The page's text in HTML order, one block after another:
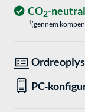
CO2-neutral
1(gennem
PC-